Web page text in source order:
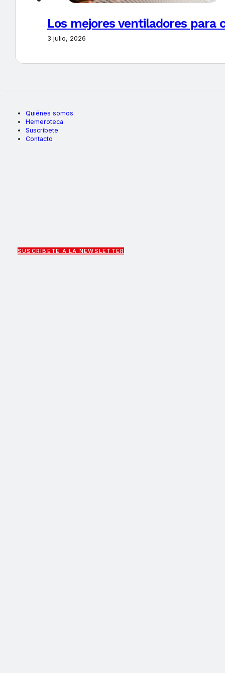
Los mejores ventiladores para
3 julio, 2026
Quiénes somos
Hemeroteca
Suscríbete
Contacto
SUSCRÍBETE A LA NEWSLETTER